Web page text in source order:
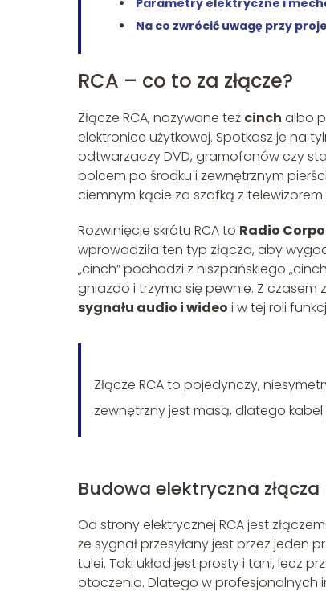
Parametry elektryczne i
Na co zwrócić uwagę przy
RCA – co to za złącze?
Złącze RCA, nazywane też cinch albo
elektronice użytkowej. Spotkasz je na
odtwarzaczy DVD, gramofonów czy
bolcem po środku i zewnętrznym
ciemnym kącie za szafką z telewizorem.
Rozwinięcie skrótu RCA to Radio
wprowadziła ten typ złącza, aby
„cinch” pochodzi z hiszpańskiego
gniazdo i trzyma się pewnie. Z czasem
sygnału audio i wideo i w tej roli
Złącze RCA to pojedynczy,
zewnętrzny jest masą, dlatego
Budowa elektryczna złącza
Od strony elektrycznej RCA jest
że sygnał przesyłany jest przez jeden
tulei. Taki układ jest prosty i tani, lecz
otoczenia. Dlatego w profesjonalnych